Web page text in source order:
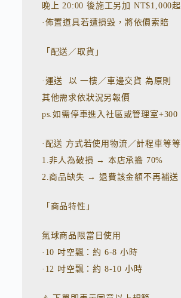
晚上 20:00 後施工另加 NT$1,000起
·佈置道具若遭損毀，將依價索賠
「配送／取貨」
·運送 以 一樓／車邊交貨 為原則
其他需求依狀況另報價
ps.如需停車進入社區或管理室+300
·配送 方式若使用物流／計程車等等
1.非人為破損 → 本店承擔 70%
2.商品缺失 → 退費該金額不再補送
「商品特性」
氣球商品限當日使用
·10 吋空飄：約 6-8 小時
·12 吋空飄：約 8-10 小時